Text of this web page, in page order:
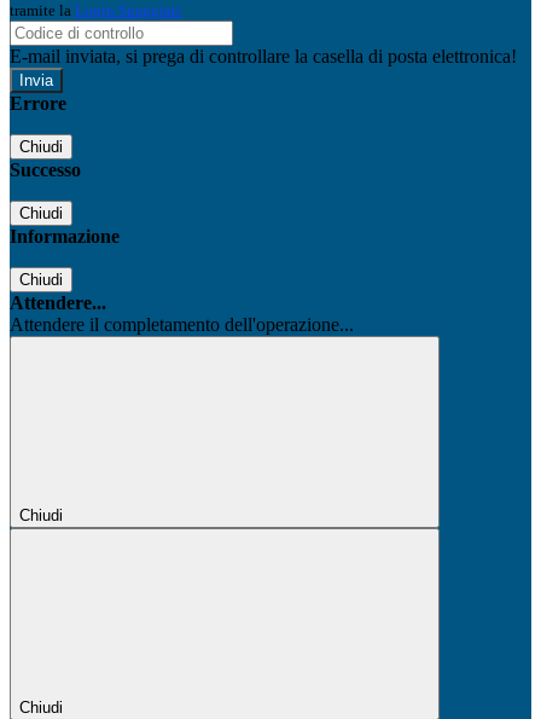
tramite la Login Spaggiari
E-mail inviata, si prega di controllare la casella di posta elettronica!
Errore
Chiudi
Successo
Chiudi
Informazione
Chiudi
Attendere...
Attendere il completamento dell'operazione...
Chiudi
Chiudi